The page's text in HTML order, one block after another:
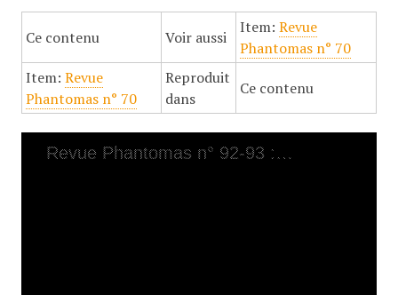
Ce contenu Voir aussi
Item: Revue
Phantomas n° 70
Item: Revue
Phantomas n° 70
Reproduit
dans
Ce contenu